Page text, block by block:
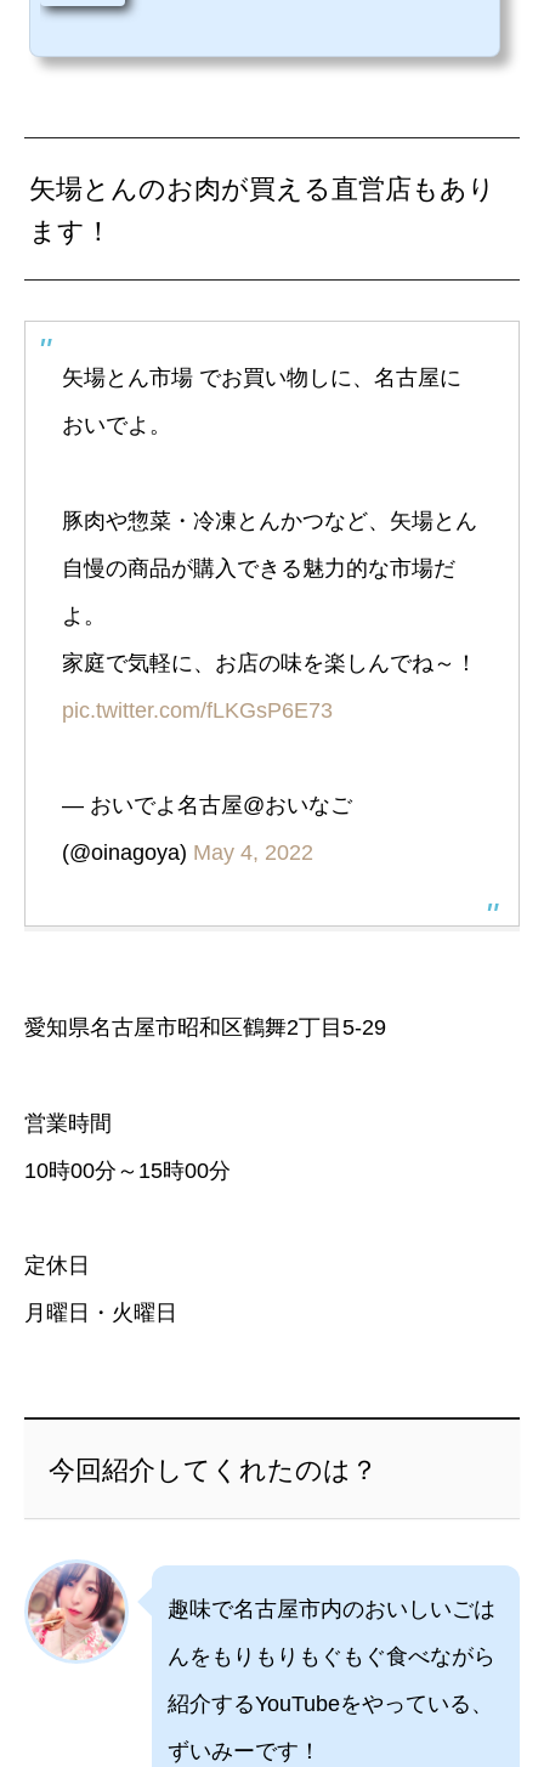
矢場とんのお肉が買える直営店もあり
ます！
矢場とん市場 でお買い物しに、名古屋に
おいでよ。
豚肉や惣菜・冷凍とんかつなど、矢場とん
自慢の商品が購入できる魅力的な市場だ
よ。
家庭で気軽に、お店の味を楽しんでね～！
pic.twitter.com/fLKGsP6E73
— おいでよ名古屋@おいなご
(@oinagoya) May 4, 2022
愛知県名古屋市昭和区鶴舞2丁目5-29
営業時間
10時00分～15時00分
定休日
月曜日・火曜日
今回紹介してくれたのは？
趣味で名古屋市内のおいしいごは
んをもりもりもぐもぐ食べながら
紹介するYouTubeをやっている、
ずいみーです！